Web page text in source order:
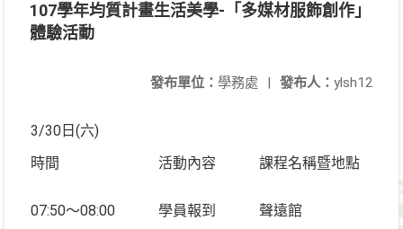
107學年均質計畫生活美學-「多媒材服飾創作」
體驗活動
發布人： ylsh12
發布單位： 學務處 |
3/30日(六)
時間
活動內容 課程名稱暨地點
07:50～08:00 學員報到 聲遠館